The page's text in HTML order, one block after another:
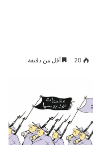
20 أقل من دقيقة